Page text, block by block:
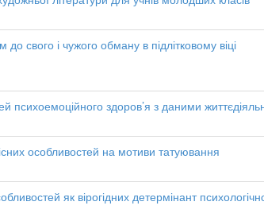
свого і чужого обману в підлітковому віці
психоемоційного здоров’я з даними
особливостей на мотиви татуювання
як вірогідних детермінант